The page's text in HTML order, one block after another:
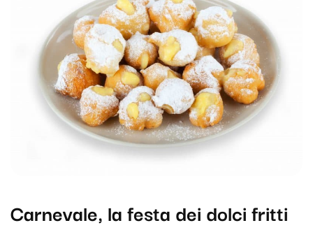
Carnevale, la festa dei dolci fritti